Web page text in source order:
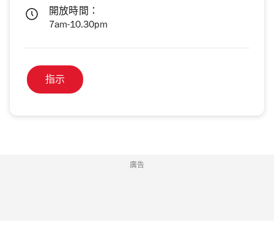
開放時間：
7am-10.30pm
指示
廣告